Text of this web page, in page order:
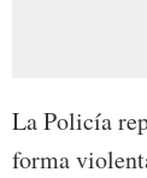
La Policía
forma